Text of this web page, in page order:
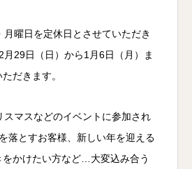
曜日を定休日とさせていただき
月29日（日）から1月6日（月）ま
だきます。
スマスなどのイベントに参加され
落とすお客様、新しい年を迎える
をかけたい方など…大変込み合う